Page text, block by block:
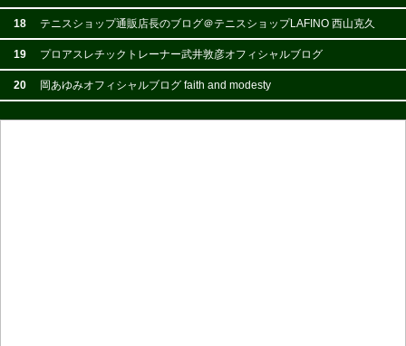
18 テニスショップ通販店長のブログ＠テニスショップLAFINO 西山克久
19 プロアスレチックトレーナー武井敦彦オフィシャルブログ
20 岡あゆみオフィシャルブログ faith and modesty